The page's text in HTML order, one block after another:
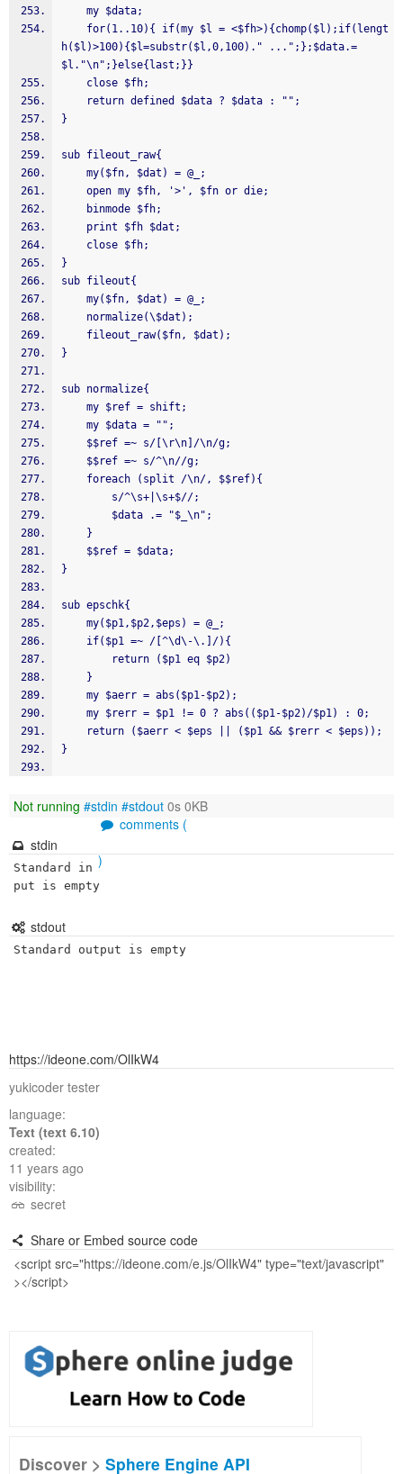
    my $data;
h($l)>100){$l=substr($l,0,100)." ...";};$data.=
$l."\n";}else{last;}}
    close $fh;
    return defined $data ? $data : "";
}
sub fileout_raw{
    my($fn, $dat) = @_;
    open my $fh, '>', $fn or die;
    binmode $fh;
    print $fh $dat;
    close $fh;
}
sub fileout{
    my($fn, $dat) = @_;
    normalize(\$dat);
    fileout_raw($fn, $dat);
}
sub normalize{
    my $ref = shift;
    my $data = "";
    $$ref =~ s/[\r\n]/\n/g;
    $$ref =~ s/^\n//g;
    foreach (split /\n/, $$ref){
        s/^\s+|\s+$//;
        $data .= "$_\n";
    }
    $$ref = $data;
}
sub epschk{
    my($p1,$p2,$eps) = @_;
    if($p1 =~ /[^\d\-\.]/){
        return ($p1 eq $p2)
    }
    my $aerr = abs($p1-$p2);
    my $rerr = $p1 != 0 ? abs(($p1-$p2)/$p1) : 0;
    return ($aerr < $eps || ($p1 && $rerr < $eps));
}
Not running #stdin #stdout 0s 0KB
comments (
)
stdin
Standard in
put is empty
stdout
Standard output is empty
https://ideone.com/OlIkW4
yukicoder tester
language:
Text (text 6.10)
created:
11 years ago
visibility:
secret
Share or Embed source code
Discover > Sphere Engine API